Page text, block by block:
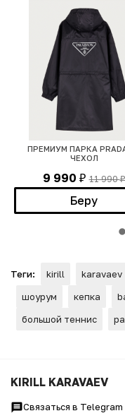
ПРЕМИУМ ПАРКА
ЧЕХОЛ
9 990 ₽ 11 990₽
Беру
Теги: kirill karavaev
шоурум
кепка
большой теннис
KIRILL KARAVAEV
Связаться в Telegram